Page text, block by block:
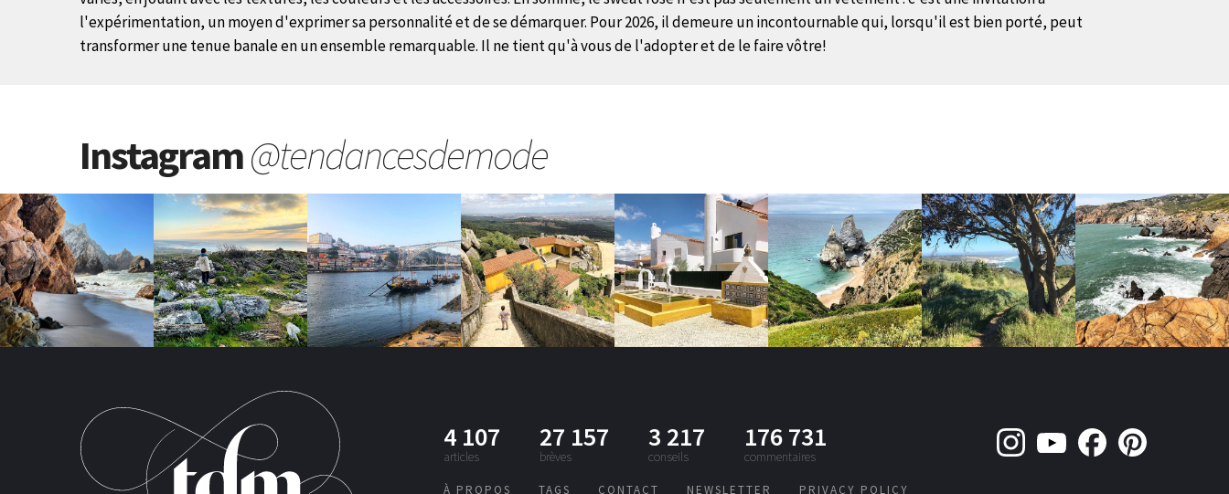
l'expérimentation, un moyen d'exprimer sa personnalité et de se démarquer. Pour 2026, il demeure un incontournable qui, lorsqu'il est bien porté, peut
transformer une tenue banale en un ensemble remarquable. Il ne tient qu'à vous de l'adopter et de le faire vôtre!
Instagram@tendancesdemode
4 107
articles
27 157
brèves
3 217
conseils
176 731
commentaires
À PROPOS TAGS CONTACT NEWSLETTER PRIVACY POLICY